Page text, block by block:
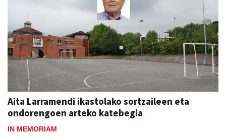
Aita Larramendi ikastolako sortzaileen eta
ondorengoen arteko katebegia
IN MEMORIAM